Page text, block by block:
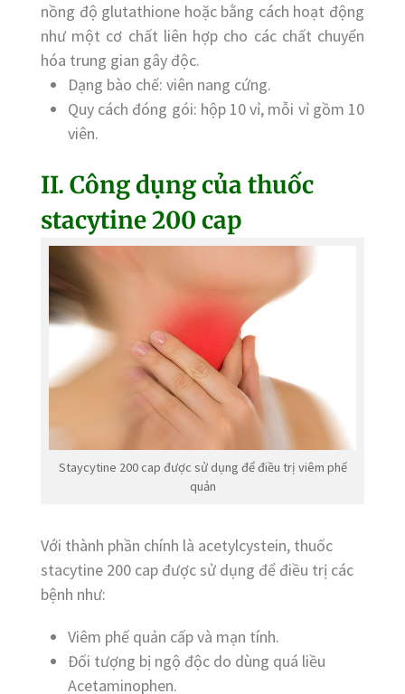
nồng độ glutathione hoặc bằng cách hoạt động
như một cơ chất liên hợp cho các chất chuyển
hóa trung gian gây độc.
Dạng bào chế: viên nang cứng.
Quy cách đóng gói: hộp 10 vỉ, mỗi vỉ gồm 10
viên.
II. Công dụng của thuốc
stacytine 200 cap
Staycytine 200 cap được sử dụng để điều trị viêm phế
quản
Với thành phần chính là acetylcystein, thuốc
stacytine 200 cap được sử dụng để điều trị các
bệnh như:
Viêm phế quản cấp và mạn tính.
Đối tượng bị ngộ độc do dùng quá liều
Acetaminophen.